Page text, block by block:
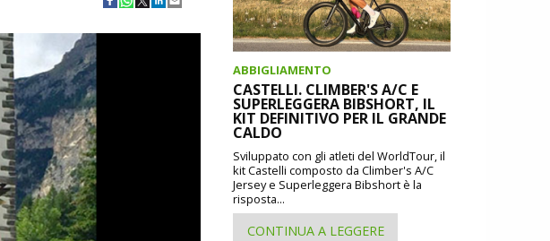
ABBIGLIAMENTO
CASTELLI. CLIMBER'S A/C E
SUPERLEGGERA BIBSHORT, IL
KIT DEFINITIVO PER IL GRANDE
CALDO
Sviluppato con gli atleti del WorldTour, il
kit Castelli composto da Climber's A/C
Jersey e Superleggera Bibshort è la
risposta...
CONTINUA A LEGGERE